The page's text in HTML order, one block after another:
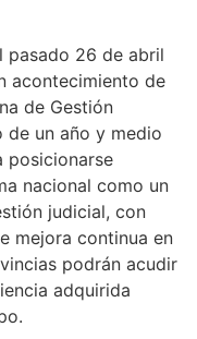
pasado 26 de abril
acontecimiento de
de Gestión
de un año y medio
posicionarse
nacional como un
judicial, con
mejora continua en
podrán acudir
adquirida